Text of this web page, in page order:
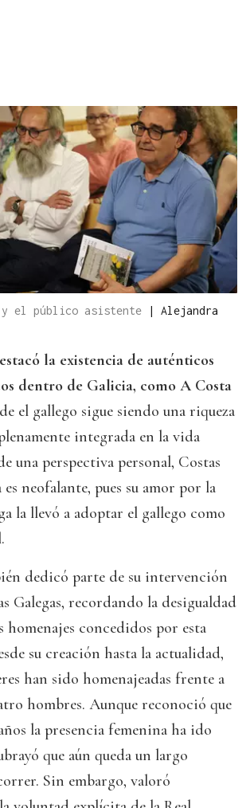
y el público asistente | Alejandra
la existencia de auténticos
dentro de Galicia, como A Costa
el gallego sigue siendo una riqueza
integrada en la vida
una perspectiva personal, Costas
neofalante, pues su amor por la
la llevó a adoptar el gallego como
dedicó parte de su intervención
Galegas, recordando la desigualdad
concedidos por esta
su creación hasta la actualidad,
han sido homenajeadas frente a
hombres. Aunque reconoció que
la presencia femenina ha ido
que aún queda un largo
Sin embargo, valoró